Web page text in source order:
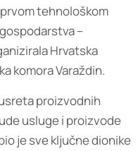
tehnološkom
–
Hrvatska
komora Varaždin.
proizvodnih
usluge i proizvode
je sve ključne dionike